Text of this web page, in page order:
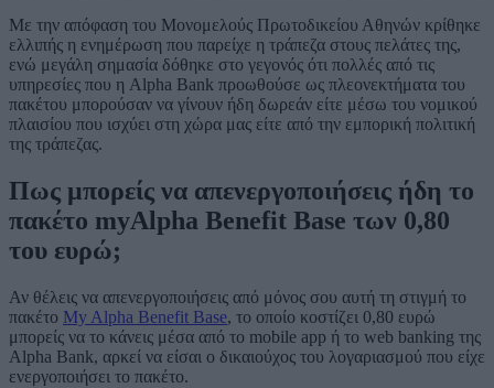
Με την απόφαση του Μονομελούς Πρωτοδικείου Αθηνών κρίθηκε
ελλιπής η ενημέρωση που παρείχε η τράπεζα στους πελάτες της,
ενώ μεγάλη σημασία δόθηκε στο γεγονός ότι πολλές από τις
υπηρεσίες που η Alpha Bank προωθούσε ως πλεονεκτήματα του
πακέτου μπορούσαν να γίνουν ήδη δωρεάν είτε μέσω του νομικού
πλαισίου που ισχύει στη χώρα μας είτε από την εμπορική πολιτική
της τράπεζας.
Πως μπορείς να απενεργοποιήσεις ήδη το
πακέτο myAlpha Benefit Base των 0,80
του ευρώ;
Αν θέλεις να απενεργοποιήσεις από μόνος σου αυτή τη στιγμή το
πακέτο My Alpha Benefit Base, το οποίο κοστίζει 0,80 ευρώ
μπορείς να το κάνεις μέσα από το mobile app ή το web banking της
Alpha Bank, αρκεί να είσαι ο δικαιούχος του λογαριασμού που είχε
ενεργοποιήσει το πακέτο.